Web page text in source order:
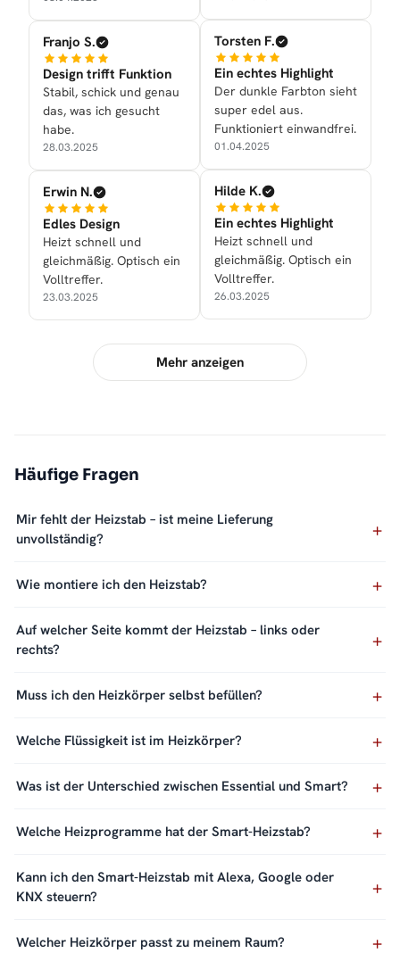
Franjo S.
Design trifft Funktion
Stabil, schick und genau
das, was ich gesucht
habe.
28.03.2025
Erwin N.
Edles Design
Heizt schnell und
gleichmäßig. Optisch ein
Volltreffer.
23.03.2025
Torsten F.
Ein echtes Highlight
Der dunkle Farbton sieht
super edel aus.
Funktioniert einwandfrei.
01.04.2025
Hilde K.
Ein echtes Highlight
Heizt schnell und
gleichmäßig. Optisch ein
Volltreffer.
26.03.2025
Mehr anzeigen
Häufige Fragen
Mir fehlt der Heizstab – ist meine Lieferung
unvollständig?
Wie montiere ich den Heizstab?
Auf welcher Seite kommt der Heizstab – links oder
rechts?
Muss ich den Heizkörper selbst befüllen?
Welche Flüssigkeit ist im Heizkörper?
Was ist der Unterschied zwischen Essential und Smart?
Welche Heizprogramme hat der Smart-Heizstab?
Kann ich den Smart-Heizstab mit Alexa, Google oder
KNX steuern?
Welcher Heizkörper passt zu meinem Raum?